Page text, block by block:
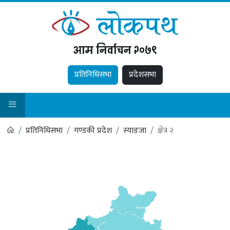
आम निर्वाचन २०७९
प्रतिनिधिसभा प्रदेशसभा
प्रतिनिधिसभा गण्डकी प्रदेश स्याङजा क्षेत्र २
भिरकोटन.पा